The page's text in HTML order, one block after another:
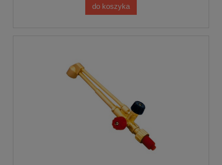
do koszyka